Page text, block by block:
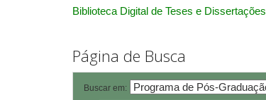
Biblioteca Digital de Teses e Dissertações
Página de Busca
Buscar em: